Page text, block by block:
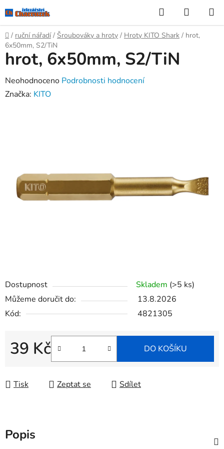
na
obsah
Hledat
KOŠÍK
Domů
/ ruční nářadí / Šroubováky a hroty / Hroty KITO Shark / hrot,
6x50mm, S2/TiN
Dostupnost Skladem (>5 ks)
Můžeme doručit do:
13.8.2026
Kód:
4821305
39 Kč
Měrná cena:
DO KOŠÍKU
Tisk Zeptat se Sdílet
hrot, 6x50mm, S2/TiN
Průměrné
hodnocení
hvězdiček.
Neohodnoceno Podrobnosti hodnocení
Značka: KITO
Popis